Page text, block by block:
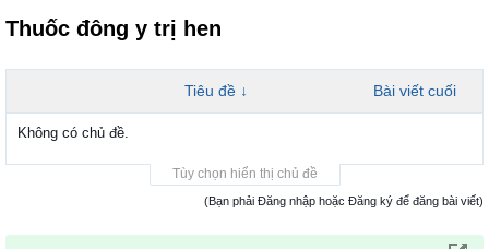
Thuốc đông y trị hen
Tiêu đề ↓ Bài viết cuối
Không có chủ đề.
Tùy chọn hiển thị chủ đề
(Bạn phải Đăng nhập hoặc Đăng ký để đăng bài viết)